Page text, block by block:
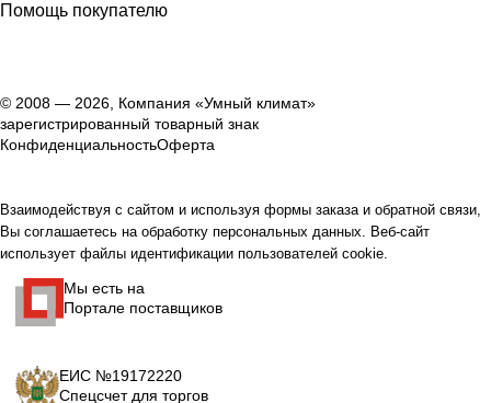
Помощь покупателю
© 2008 — 2026, Компания «Умный климат»
зарегистрированный товарный знак
КонфиденциальностьОферта
Взаимодействуя с сайтом и используя формы заказа и обратной связи,
Вы соглашаетесь на обработку персональных данных. Веб-сайт
использует файлы идентификации пользователей cookie.
Мы есть на
Портале поставщиков
ЕИС №19172220
Спецсчет для торгов